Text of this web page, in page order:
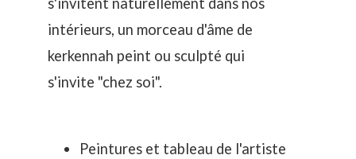
intérieurs, un morceau d'âme de
kerkennah peint ou sculpté qui
s'invite "chez soi".
Peintures et tableau de l'artiste